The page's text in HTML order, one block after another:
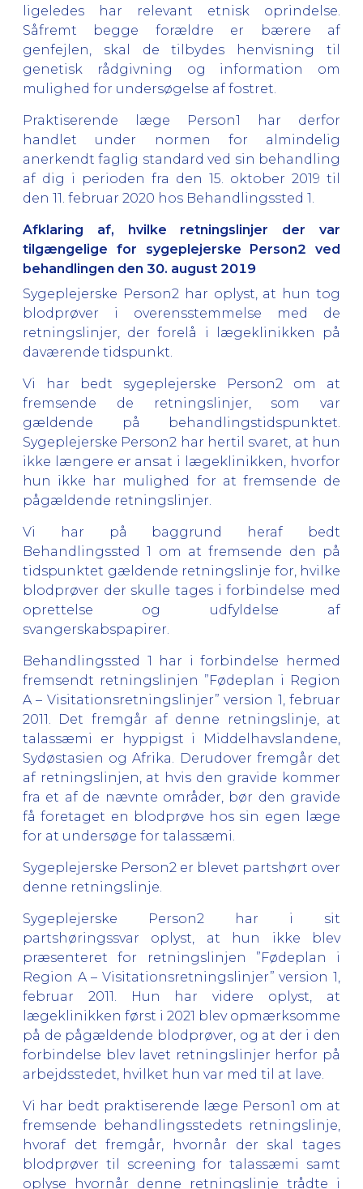
ligeledes har relevant etnisk oprindelse.
Såfremt begge forældre er bærere af
genfejlen, skal de tilbydes henvisning til
genetisk rådgivning og information om
mulighed for undersøgelse af fostret.
Praktiserende læge Person1 har derfor
handlet under normen for almindelig
anerkendt faglig standard ved sin behandling
af dig i perioden fra den 15. oktober 2019 til
den 11. februar 2020 hos Behandlingssted 1.
Afklaring af, hvilke retningslinjer der var
tilgængelige for sygeplejerske Person2 ved
behandlingen den 30. august 2019
Sygeplejerske Person2 har oplyst, at hun tog
blodprøver i overensstemmelse med de
retningslinjer, der forelå i lægeklinikken på
daværende tidspunkt.
Vi har bedt sygeplejerske Person2 om at
fremsende de retningslinjer, som var
gældende på behandlingstidspunktet.
Sygeplejerske Person2 har hertil svaret, at hun
ikke længere er ansat i lægeklinikken, hvorfor
hun ikke har mulighed for at fremsende de
pågældende retningslinjer.
Vi har på baggrund heraf bedt
Behandlingssted 1 om at fremsende den på
tidspunktet gældende retningslinje for, hvilke
blodprøver der skulle tages i forbindelse med
oprettelse og udfyldelse af
svangerskabspapirer.
Behandlingssted 1 har i forbindelse hermed
fremsendt retningslinjen ”Fødeplan i Region
A – Visitationsretningslinjer” version 1, februar
2011. Det fremgår af denne retningslinje, at
talassæmi er hyppigst i Middelhavslandene,
Sydøstasien og Afrika. Derudover fremgår det
af retningslinjen, at hvis den gravide kommer
fra et af de nævnte områder, bør den gravide
få foretaget en blodprøve hos sin egen læge
for at undersøge for talassæmi.
Sygeplejerske Person2 er blevet partshørt over
denne retningslinje.
Sygeplejerske Person2 har i sit
partshøringssvar oplyst, at hun ikke blev
præsenteret for retningslinjen ”Fødeplan i
Region A – Visitationsretningslinjer” version 1,
februar 2011. Hun har videre oplyst, at
lægeklinikken først i 2021 blev opmærksomme
på de pågældende blodprøver, og at der i den
forbindelse blev lavet retningslinjer herfor på
arbejdsstedet, hvilket hun var med til at lave.
Vi har bedt praktiserende læge Person1 om at
fremsende behandlingsstedets retningslinje,
hvoraf det fremgår, hvornår der skal tages
blodprøver til screening for talassæmi samt
oplyse hvornår denne retningslinje trådte i